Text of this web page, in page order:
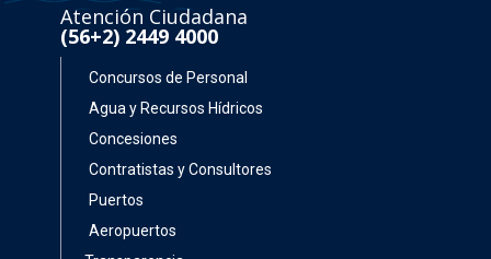
Atención Ciudadana
(56+2) 2449 4000
Concursos de Personal
Agua y Recursos Hídricos
Concesiones
Contratistas y Consultores
Puertos
Aeropuertos